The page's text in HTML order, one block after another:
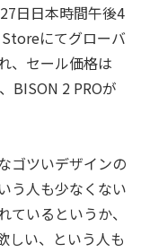
日日本時間午後4
にてグローバ
、セール価格は
BISON 2 PROが
ゴツいデザインの
う人も少なくない
ているというか、
しい、という人も